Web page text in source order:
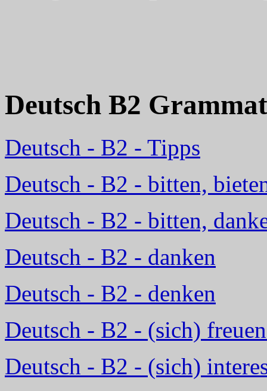
Deutsch B2
Deutsch - B2 - Tipps
Deutsch - B2 - bitten,
Deutsch - B2 - bitten,
Deutsch - B2 - danken
Deutsch - B2 - denken
Deutsch - B2 - (sich)
Deutsch - B2 - (sich)